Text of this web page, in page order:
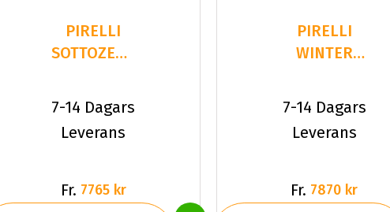
PIRELLI
SOTTOZERO
305/30R20
103 W XL
7-14 Dagars
Leverans
Fr. 7765 kr
PIRELLI
WINTER
SOTTOZERO
SERIE II 3
7-14 Dagars
Leverans
Fr. 7870 kr